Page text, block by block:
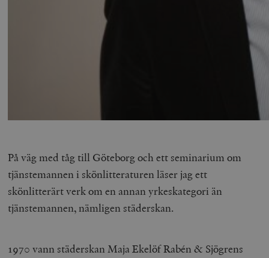
På väg med tåg till Göteborg och ett seminarium om
tjänstemannen i skönlitteraturen läser jag ett
skönlitterärt verk om en annan yrkeskategori än
tjänstemannen, nämligen städerskan.
1970 vann städerskan Maja Ekelöf Rabén & Sjögrens